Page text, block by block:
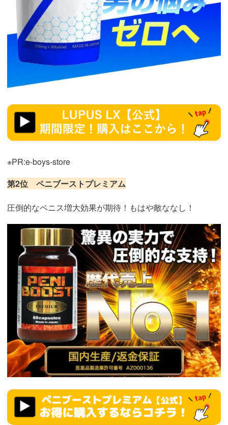
https://fam-
ad.com/ad/p/r?
_site=67781&_article=18371
※PR:e-boys-store
第2位 ペニブーストプレミアム
圧倒的なペニス増大効果が期待！もはや敵ななし！
https://fam-
ad.com/ad/p/r?
_site=67781&_article=22449